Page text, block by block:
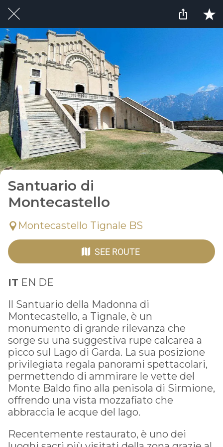
Santuario di
Montecastello
Montecastello Tignale BS
SEE ROUTE
IT EN DE
Il Santuario della Madonna di
Montecastello, a Tignale, è un
monumento di grande rilevanza che
sorge su una suggestiva rupe calcarea a
picco sul Lago di Garda. La sua posizione
privilegiata regala panorami spettacolari,
permettendo di ammirare le vette del
Monte Baldo fino alla penisola di Sirmione,
offrendo una vista mozzafiato che
abbraccia le acque del lago.
Recentemente restaurato, è uno dei